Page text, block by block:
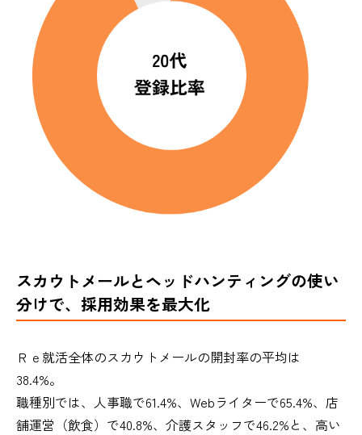
スカウトメールとヘッドハンティングの使い
分けで、採用効果を最大化
Ｒｅ就活全体のスカウトメールの開封率の平均は
38.4%。
職種別では、人事職で61.4%、Webライターで65.4%、店
舗運営（飲食）で40.8%、介護スタッフで46.2%と、高い